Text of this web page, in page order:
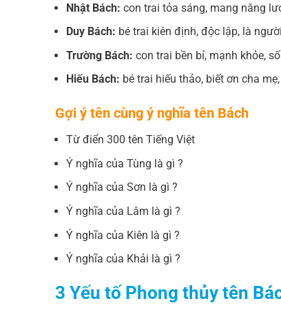
Nhật Bách: con trai tỏa sáng, mang năng
Duy Bách: bé trai kiên định, độc lập, là
Trường Bách: con trai bền bỉ, mạnh khỏe,
Hiếu Bách: bé trai hiếu thảo, biết ơn cha
Gợi ý tên cùng ý nghĩa tên Bách
Từ điển 300 tên Tiếng Việt
Ý nghĩa của Tùng là gì ?
Ý nghĩa của Sơn là gì ?
Ý nghĩa của Lâm là gì ?
Ý nghĩa của Kiên là gì ?
Ý nghĩa của Khải là gì ?
3 Yếu tố Phong thủy tên